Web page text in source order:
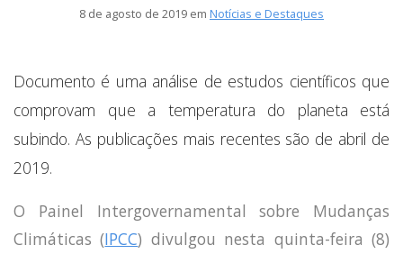
Artigos
Economia da Poluição: Discussão
Exemplo de Externalidade e Poluição
Instrumentos Econômicos na Poluição
Nível Ótimo de Poluição
Pigou e poluição
Ronald Coase e Poluição
8 de agosto de 2019 em Notícias e Destaques
Documento é uma análise de estudos científicos que
comprovam que a temperatura do planeta está
subindo. As publicações mais recentes são de abril de
2019.
O Painel Intergovernamental sobre Mudanças
Climáticas (IPCC) divulgou nesta quinta-feira (8)